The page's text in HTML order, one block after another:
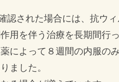
認された場合には、抗ウ
用を伴う治療を長期間行
によって８週間の内服の
ました。